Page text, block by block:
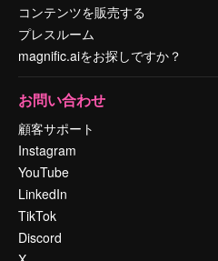
コンテンツを販売する
プレスルーム
magnific.aiをお探しですか？
お問い合わせ
顧客サポート
Instagram
YouTube
LinkedIn
TikTok
Discord